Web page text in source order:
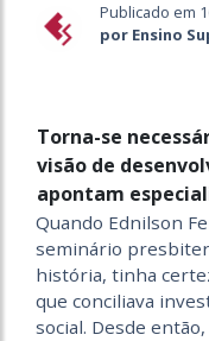
Publicado em
por Ensino
Torna-se
visão de
apontam
Quando Ednilson
seminário
história, tinha
que conciliava
social. Desde